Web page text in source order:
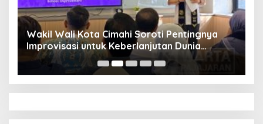
Wakil Wali Kota Cimahi Soroti Pentingnya
Improvisasi untuk Keberlanjutan Dunia
Pendidikan